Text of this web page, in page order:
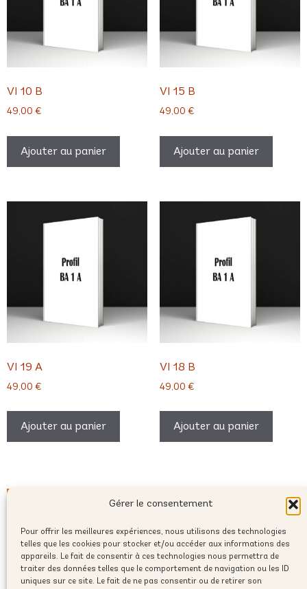
Gérer le consentement
Pour offrir les meilleures expériences, nous utilisons des technologies
telles que les cookies pour stocker et/ou accéder aux informations des
appareils. Le fait de consentir à ces technologies nous permettra de
traiter des données telles que le comportement de navigation ou les ID
uniques sur ce site. Le fait de ne pas consentir ou de retirer son
VI 10 B
49,00 €
Ajouter au panier
VI 15 B
49,00 €
Ajouter au panier
VI 19 A
49,00 €
Ajouter au panier
VI 18 B
49,00 €
Ajouter au panier